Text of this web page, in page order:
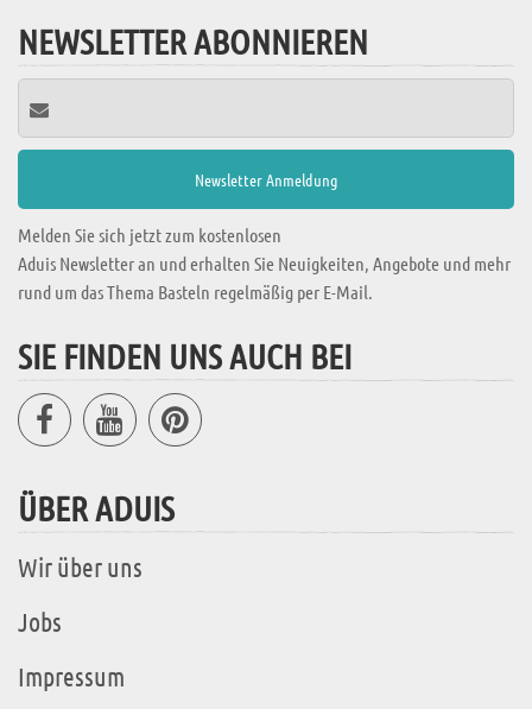
NEWSLETTER ABONNIEREN
Melden Sie sich jetzt zum kostenlosen
Aduis Newsletter an und erhalten Sie Neuigkeiten, Angebote und mehr
rund um das Thema Basteln regelmäßig per E-Mail.
SIE FINDEN UNS AUCH BEI
ÜBER ADUIS
Wir über uns
Jobs
Impressum